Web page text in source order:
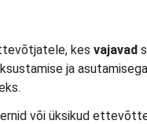
kes vajavad
ja
või üksikud